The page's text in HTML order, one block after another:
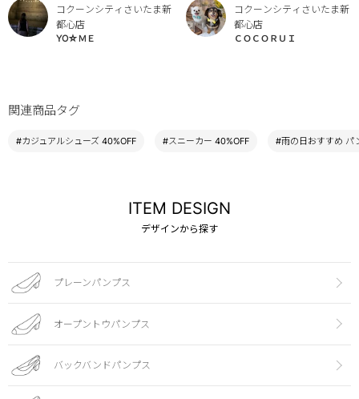
コクーンシティさいたま新
都心店
YO☆ＭＥ
コクーンシティさいたま新
都心店
ＣＯＣＯＲＵＩ
関連商品タグ
#カジュアルシューズ 40%OFF #スニーカー 40%OFF #雨の日おすすめ パ
ITEM DESIGN
デザインから探す
プレーンパンプス
オープントウパンプス
バックバンドパンプス